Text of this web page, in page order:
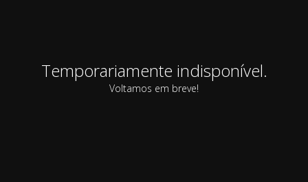
Temporariamente indisponível.
Voltamos em breve!